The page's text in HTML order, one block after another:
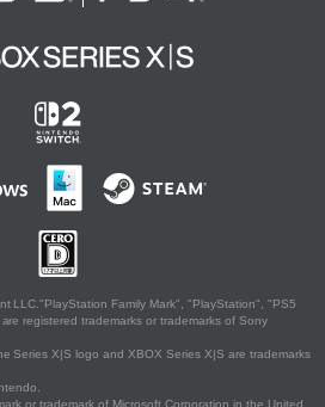
LLC."PlayStation Family Mark", "PlayStation", "PS5
registered trademarks or trademarks of Sony
Series X|S logo and XBOX Series X|S are trademarks
or trademark of Microsoft Corporation in the United